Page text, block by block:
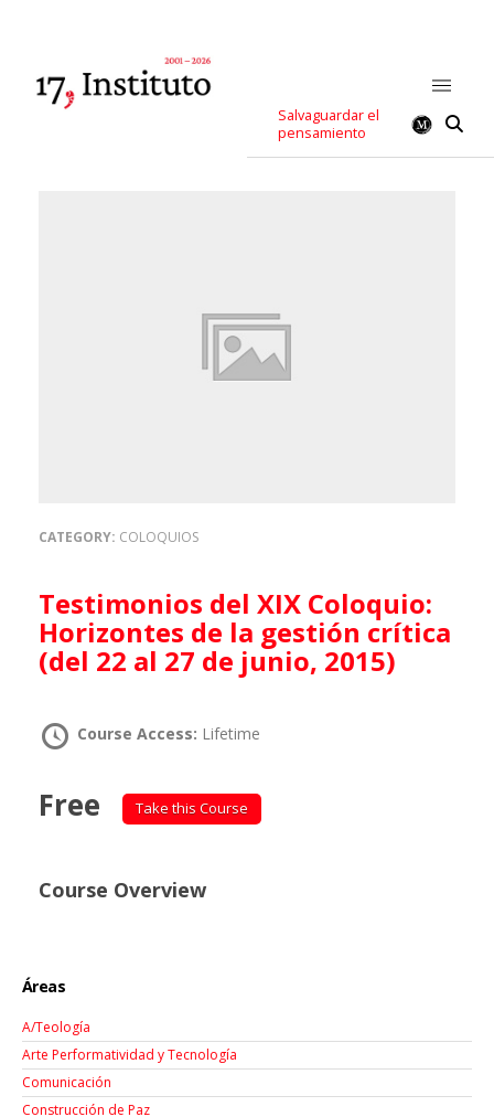
Salvaguardar el
pensamiento
CATEGORY: COLOQUIOS
Testimonios del XIX Coloquio:
Horizontes de la gestión crítica
(del 22 al 27 de junio, 2015)
Course Access: Lifetime
Free Take this Course
Course Overview
Áreas
A/Teología
Arte Performatividad y Tecnología
Comunicación
Construcción de Paz